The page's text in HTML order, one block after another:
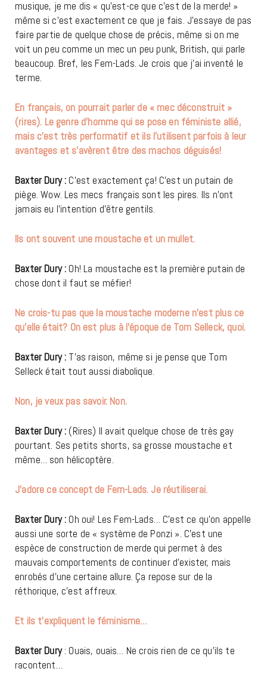
musique, je me dis « qu’est-ce que c’est de la merde! »
même si c’est exactement ce que je fais. J’essaye de pas
faire partie de quelque chose de précis, même si on me
voit un peu comme un mec un peu punk, British, qui parle
beaucoup. Bref, les Fem-Lads. Je crois que j’ai inventé le
terme.
En français, on pourrait parler de « mec déconstruit »
(rires). Le genre d’homme qui se pose en féministe allié,
mais c’est très performatif et ils l’utilisent parfois à leur
avantages et s’avèrent être des machos déguisés!
Baxter Dury : C’est exactement ça! C’est un putain de
piège. Wow. Les mecs français sont les pires. Ils n’ont
jamais eu l’intention d’être gentils.
Ils ont souvent une moustache et un mullet.
Baxter Dury : Oh! La moustache est la première putain de
chose dont il faut se méfier!
Ne crois-tu pas que la moustache moderne n’est plus ce
qu’elle était? On est plus à l’époque de Tom Selleck, quoi.
Baxter Dury : T’as raison, même si je pense que Tom
Selleck était tout aussi diabolique.
Non, je veux pas savoir. Non.
Baxter Dury : (Rires) Il avait quelque chose de très gay
pourtant. Ses petits shorts, sa grosse moustache et
même… son hélicoptère.
J’adore ce concept de Fem-Lads. Je réutiliserai.
Baxter Dury : Oh oui! Les Fem-Lads… C’est ce qu’on appelle
aussi une sorte de « système de Ponzi ». C’est une
espèce de construction de merde qui permet à des
mauvais comportements de continuer d’exister, mais
enrobés d’une certaine allure. Ça repose sur de la
réthorique, c’est affreux.
Et ils t’expliquent le féminisme…
Baxter Dury: Ouais, ouais… Ne crois rien de ce qu’ils te
racontent…